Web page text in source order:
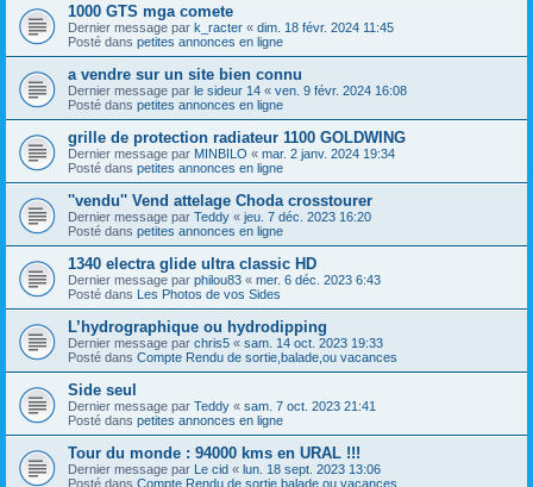
1000 GTS mga comete
Dernier message par k_racter « dim. 18 févr. 2024 11:45
Posté dans petites annonces en ligne
a vendre sur un site bien connu
Dernier message par le sideur 14 « ven. 9 févr. 2024 16:08
Posté dans petites annonces en ligne
grille de protection radiateur 1100 GOLDWING
Dernier message par MINBILO « mar. 2 janv. 2024 19:34
Posté dans petites annonces en ligne
''vendu'' Vend attelage Choda crosstourer
Dernier message par Teddy « jeu. 7 déc. 2023 16:20
Posté dans petites annonces en ligne
1340 electra glide ultra classic HD
Dernier message par philou83 « mer. 6 déc. 2023 6:43
Posté dans Les Photos de vos Sides
L’hydrographique ou hydrodipping
Dernier message par chris5 « sam. 14 oct. 2023 19:33
Posté dans Compte Rendu de sortie,balade,ou vacances
Side seul
Dernier message par Teddy « sam. 7 oct. 2023 21:41
Posté dans petites annonces en ligne
Tour du monde : 94000 kms en URAL !!!
Dernier message par Le cid « lun. 18 sept. 2023 13:06
Posté dans Compte Rendu de sortie,balade,ou vacances